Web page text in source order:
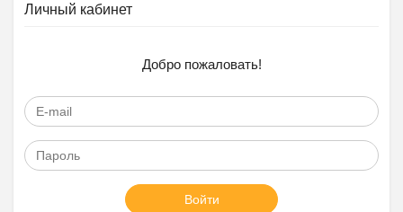
Личный кабинет
Добро пожаловать!
Войти